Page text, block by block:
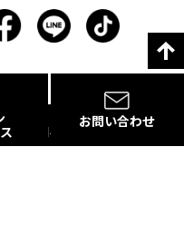
お問い合わせ
専門学校